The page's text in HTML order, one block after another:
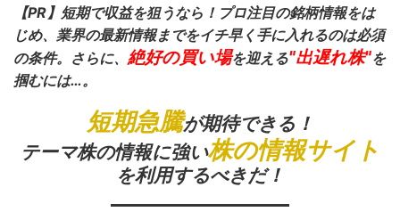
【PR】短期で収益を狙うなら！プロ注目の銘柄情報をは
じめ、業界の最新情報までをイチ早く手に入れるのは必須
の条件。さらに、 絶好の買い場を迎える"出遅れ株"を
掴むには…。
短期急騰が期待できる！
テーマ株の情報に強い株の情報サイト
を利用するべきだ！